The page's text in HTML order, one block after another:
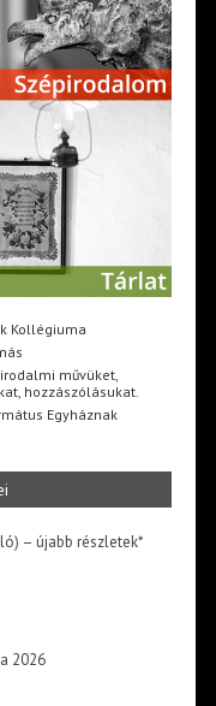
Kollégiuma
művüket,
hozzászólásukat.
Egyháznak
– újabb részletek*
2026